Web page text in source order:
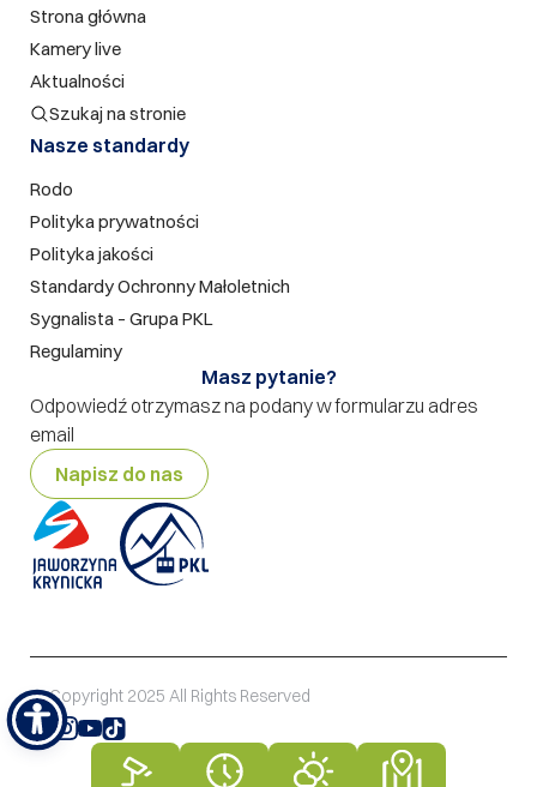
Strona główna
Kamery live
Aktualności
Szukaj na stronie
Nasze standardy
Rodo
Polityka prywatności
Polityka jakości
Standardy Ochronny Małoletnich
Sygnalista – Grupa PKL
Regulaminy
Masz pytanie?
Odpowiedź otrzymasz na podany w formularzu adres
email
Napisz do nas
© Copyright 2025 All Rights Reserved